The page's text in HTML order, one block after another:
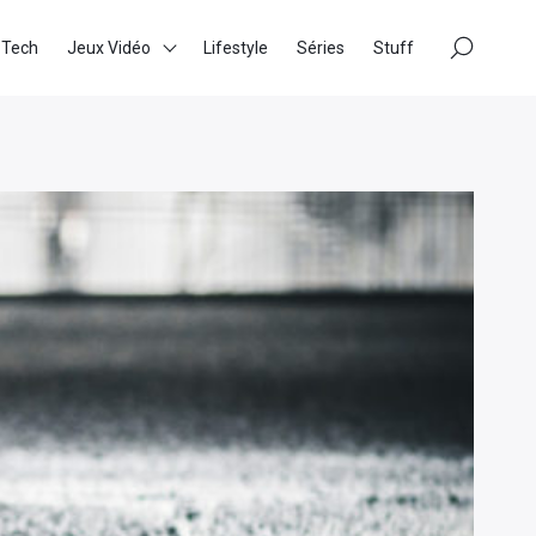
Jeux Vidéo Lifestyle Séries Stuff